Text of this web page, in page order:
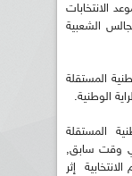
الانتخابات
المجالس الشعبية
المستقلة
الوطنية.
المستقلة
وقت سابق,
الانتخابية إثر